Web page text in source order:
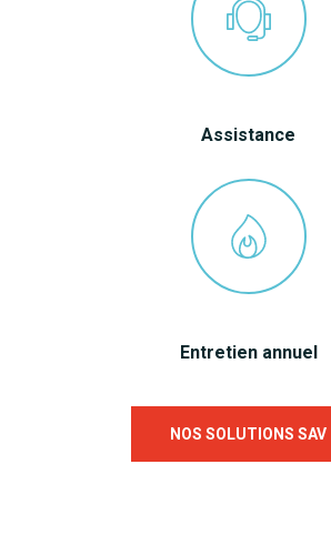
Assistance
Entretien annuel
NOS SOLUTIONS SAV